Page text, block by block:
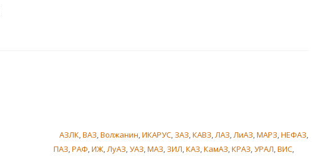
АЗЛК,ВАЗ,Волжанин,ИКАРУС, ЗАЗ,КАВЗ,ЛАЗ,ЛиАЗ,МАРЗ,НЕФАЗ,
ПАЗ,РАФ,ИЖ,ЛуАЗ,УАЗ,МАЗ, ЗИЛ,КАЗ,КамАЗ,КРАЗ,УРАЛ,ВИС,